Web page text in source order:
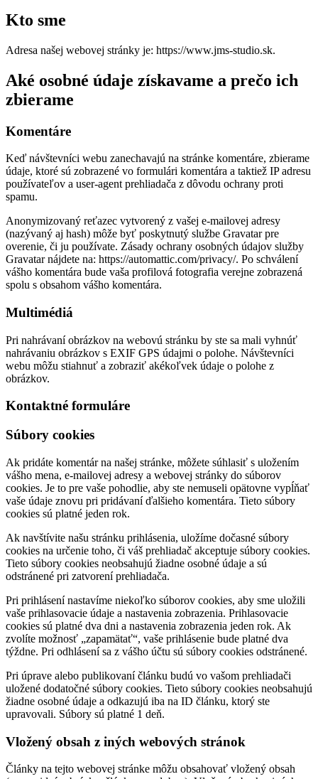
Kto sme
Adresa našej webovej stránky je: https://www.jms-studio.sk.
Aké osobné údaje získavame a prečo ich
zbierame
Komentáre
Keď návštevníci webu zanechavajú na stránke komentáre, zbierame
údaje, ktoré sú zobrazené vo formulári komentára a taktiež IP adresu
používateľov a user-agent prehliadača z dôvodu ochrany proti
spamu.
Anonymizovaný reťazec vytvorený z vašej e-mailovej adresy
(nazývaný aj hash) môže byť poskytnutý službe Gravatar pre
overenie, či ju používate. Zásady ochrany osobných údajov služby
Gravatar nájdete na: https://automattic.com/privacy/. Po schválení
vášho komentára bude vaša profilová fotografia verejne zobrazená
spolu s obsahom vášho komentára.
Multimédiá
Pri nahrávaní obrázkov na webovú stránku by ste sa mali vyhnúť
nahrávaniu obrázkov s EXIF GPS údajmi o polohe. Návštevníci
webu môžu stiahnuť a zobraziť akékoľvek údaje o polohe z
obrázkov.
Kontaktné formuláre
Súbory cookies
Ak pridáte komentár na našej stránke, môžete súhlasiť s uložením
vášho mena, e-mailovej adresy a webovej stránky do súborov
cookies. Je to pre vaše pohodlie, aby ste nemuseli opätovne vypĺňať
vaše údaje znovu pri pridávaní ďalšieho komentára. Tieto súbory
cookies sú platné jeden rok.
Ak navštívite našu stránku prihlásenia, uložíme dočasné súbory
cookies na určenie toho, či váš prehliadač akceptuje súbory cookies.
Tieto súbory cookies neobsahujú žiadne osobné údaje a sú
odstránené pri zatvorení prehliadača.
Pri prihlásení nastavíme niekoľko súborov cookies, aby sme uložili
vaše prihlasovacie údaje a nastavenia zobrazenia. Prihlasovacie
cookies sú platné dva dni a nastavenia zobrazenia jeden rok. Ak
zvolíte možnosť „zapamätať“, vaše prihlásenie bude platné dva
týždne. Pri odhlásení sa z vášho účtu sú súbory cookies odstránené.
Pri úprave alebo publikovaní článku budú vo vašom prehliadači
uložené dodatočné súbory cookies. Tieto súbory cookies neobsahujú
žiadne osobné údaje a odkazujú iba na ID článku, ktorý ste
upravovali. Súbory sú platné 1 deň.
Vložený obsah z iných webových stránok
Články na tejto webovej stránke môžu obsahovať vložený obsah